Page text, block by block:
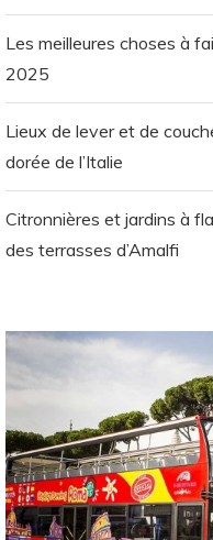
Les meilleures choses à
2025
Lieux de lever et de
dorée de l’Italie
Citronnières et jardins à
des terrasses d’Amalfi